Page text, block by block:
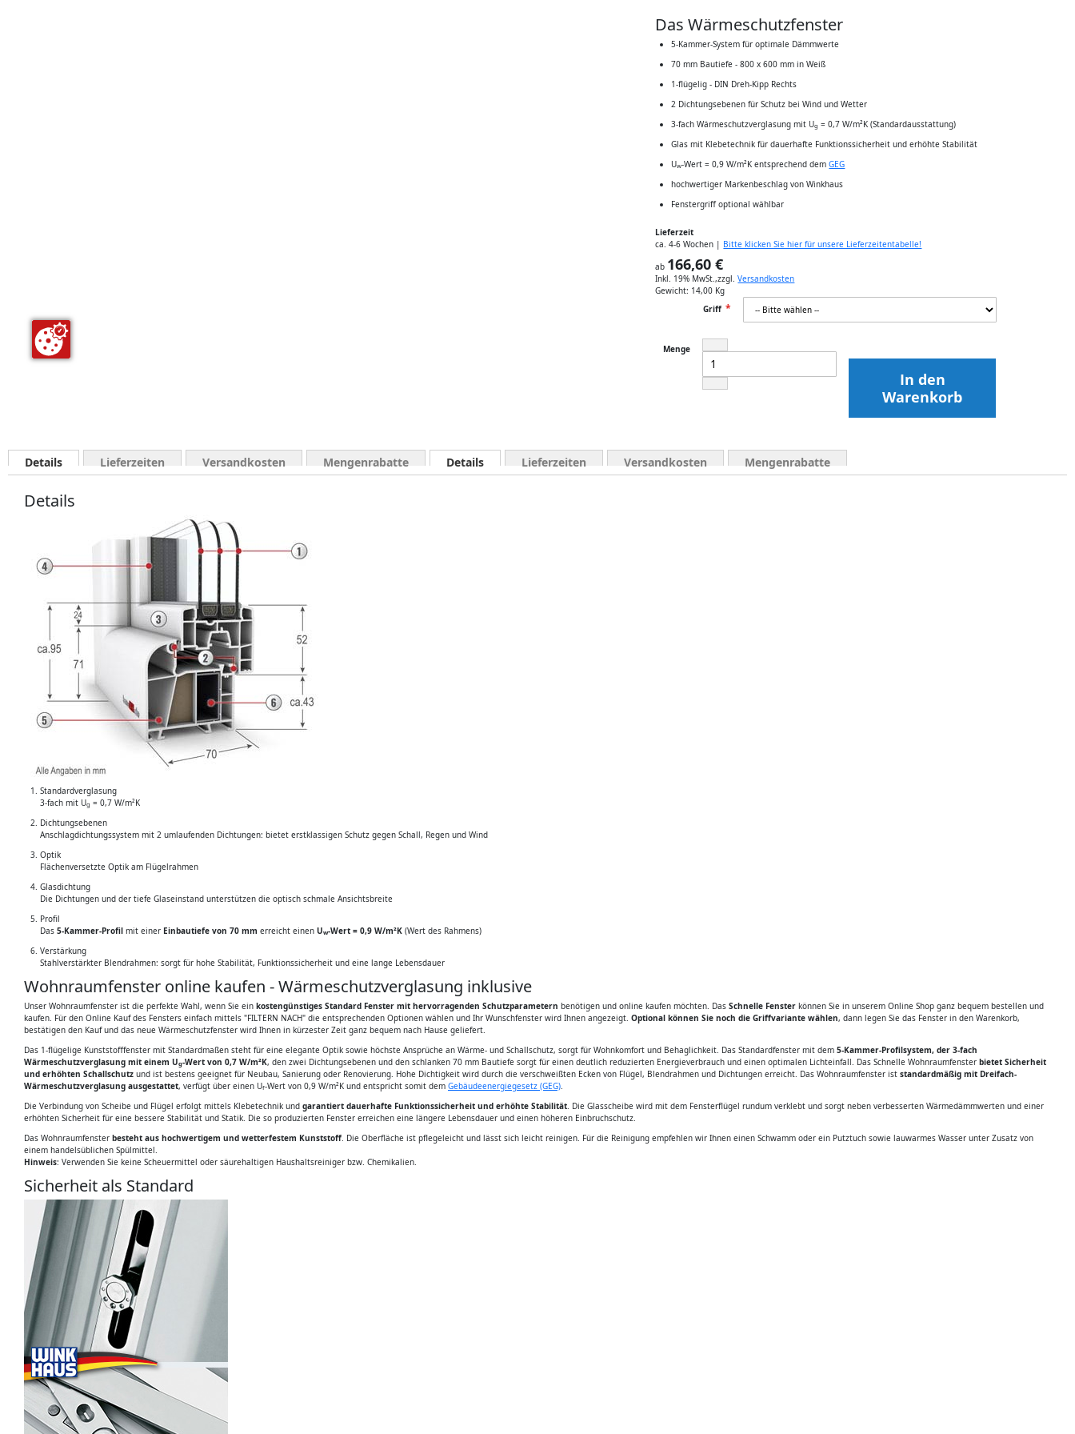
Das Wärmeschutzfenster
5-Kammer-System für optimale Dämmwerte
70 mm Bautiefe - 800 x 600 mm in Weiß
1-flügelig - DIN Dreh-Kipp Rechts
2 Dichtungsebenen für Schutz bei Wind und Wetter
3-fach Wärmeschutzverglasung mit Ug = 0,7 W/m²K (Standardausstattung)
Glas mit Klebetechnik für dauerhafte Funktionssicherheit und erhöhte Stabilität
Uw-Wert = 0,9 W/m²K entsprechend demGEG
hochwertiger Markenbeschlag von Winkhaus
Fenstergriff optional wählbar
Lieferzeit
ca. 4-6 Wochen | Bitte klicken Sie hier für unsere Lieferzeitentabelle!
ab 166,60 €
Inkl. 19% MwSt.,zzgl.Versandkosten
Gewicht: 14,00 Kg
Griff
Menge
In den
Warenkorb
Details Lieferzeiten Versandkosten Mengenrabatte Details
Details
Standardverglasung
3-fach mit Ug = 0,7 W/m²K
Dichtungsebenen
Anschlagdichtungssystem mit 2 umlaufenden Dichtungen: bietet erstklassigen Schutz gegen Schall, Regen und Wind
Optik
Flächenversetzte Optik am Flügelrahmen
Glasdichtung
Die Dichtungen und der tiefe Glaseinstand unterstützen die optisch schmale Ansichtsbreite
Profil
Das 5-Kammer-Profil mit einer Einbautiefe von 70 mm erreicht einen Uw-Wert = 0,9 W/m²K (Wert des Rahmens)
Verstärkung
Stahlverstärkter Blendrahmen: sorgt für hohe Stabilität, Funktionssicherheit und eine lange Lebensdauer
Wohnraumfenster online kaufen - Wärmeschutzverglasung inklusive
Unser Wohnraumfenster ist die perfekte Wahl, wenn Sie ein kostengünstiges Standard Fenster mit hervorragenden Schutzparametern benötigen und online kaufen möchten. Das Schnelle Fenster können Sie in unserem Online Shop ganz bequem bestellen und
kaufen. Für den Online Kauf des Fensters einfach mittels "FILTERN NACH" die entsprechenden Optionen wählen und Ihr Wunschfenster wird Ihnen angezeigt. Optional können Sie noch die Griffvariante wählen, dann legen Sie das Fenster in den Warenkorb,
bestätigen den Kauf und das neue Wärmeschutzfenster wird Ihnen in kürzester Zeit ganz bequem nach Hause geliefert.
Das 1-flügelige Kunststofffenster mit Standardmaßen steht für eine elegante Optik sowie höchste Ansprüche an Wärme- und Schallschutz, sorgt für Wohnkomfort und Behaglichkeit. Das Standardfenster mit dem 5-Kammer-Profilsystem, der 3-fach
Wärmeschutzverglasung mit einem Ug-Wert von 0,7 W/m²K, den zwei Dichtungsebenen und den schlanken 70 mm Bautiefe sorgt für einen deutlich reduzierten Energieverbrauch und einen optimalen Lichteinfall. Das Schnelle Wohnraumfenster bietet Sicherheit
und erhöhten Schallschutz und ist bestens geeignet für Neubau, Sanierung oder Renovierung. Hohe Dichtigkeit wird durch die verschweißten Ecken von Flügel, Blendrahmen und Dichtungen erreicht. Das Wohnraumfenster ist standardmäßig mit Dreifach-
Wärmeschutzverglasung ausgestattet, verfügt über einen Uf-Wert von 0,9 W/m²K und entspricht somit dem Gebäudeenergiegesetz (GEG)
Die Verbindung von Scheibe und Flügel erfolgt mittels Klebetechnik und garantiert dauerhafte Funktionssicherheit und erhöhte Stabilität . Die Glasscheibe wird mit dem Fensterflügel rundum verklebt und sorgt neben verbesserten Wärmedämmwerten und einer
erhöhten Sicherheit für eine bessere Stabilität und Statik. Die so produzierten Fenster erreichen eine längere Lebensdauer und einen höheren Einbruchschutz.
Das Wohnraumfenster besteht aus hochwertigem und wetterfestem Kunststoff . Die Oberfläche ist pflegeleicht und lässt sich leicht reinigen. Für die Reinigung empfehlen wir Ihnen einen Schwamm oder ein Putztuch sowie lauwarmes Wasser unter Zusatz von
einem handelsüblichen Spülmittel.
Hinweis: Verwenden Sie keine Scheuermittel oder säurehaltigen Haushaltsreiniger bzw. Chemikalien.
Sicherheit als Standard
Lieferzeiten Versandkosten Mengenrabatte